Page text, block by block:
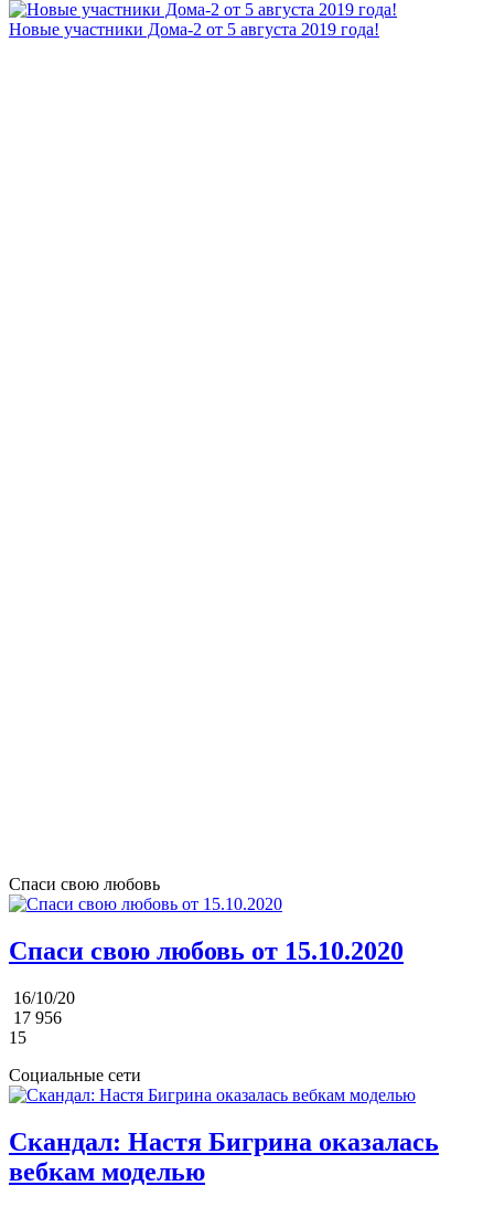
Новые участники Дома-2 от 5 августа 2019 года!
Спаси свою любовь
Спаси свою любовь от 15.10.2020
16/10/20
17 956
15
Социальные сети
Скандал: Настя Бигрина оказалась
вебкам моделью